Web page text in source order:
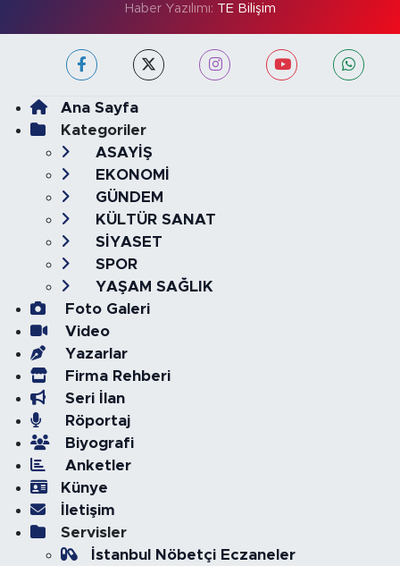
Haber Yazılımı: TE Bilişim
Ana Sayfa
Kategoriler
ASAYİŞ
EKONOMİ
GÜNDEM
KÜLTÜR SANAT
SİYASET
SPOR
YAŞAM SAĞLIK
Foto Galeri
Video
Yazarlar
Firma Rehberi
Seri İlan
Röportaj
Biyografi
Anketler
Künye
İletişim
Servisler
İstanbul Nöbetçi Eczaneler